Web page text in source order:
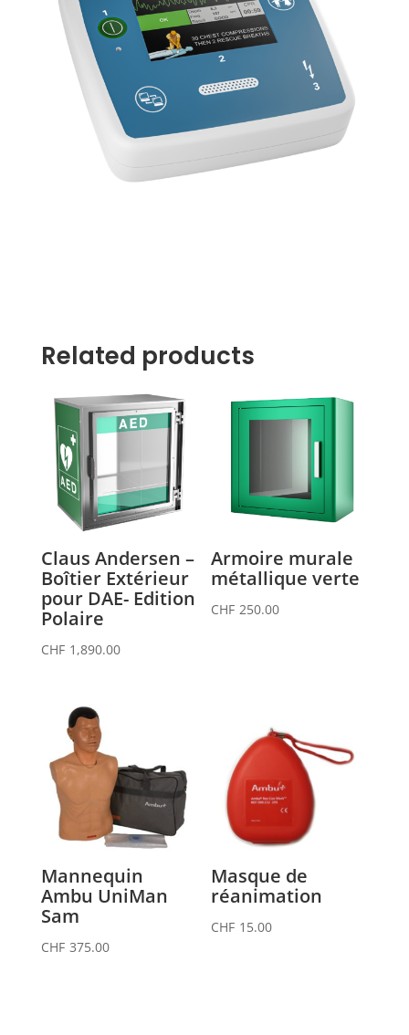
Related products
Claus Andersen –
Boîtier Extérieur
pour DAE- Edition
Polaire
CHF 1,890.00
Armoire murale
métallique verte
CHF 250.00
Mannequin
Ambu UniMan
Sam
CHF 375.00
Masque de
réanimation
CHF 15.00